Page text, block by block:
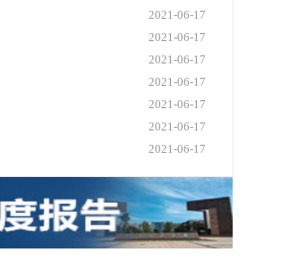
2026-05-29
2026-05-28
2026-05-27
2026-05-26
2021-06-17
2021-06-17
2021-06-17
2021-06-17
2021-06-17
2021-06-17
2021-06-17